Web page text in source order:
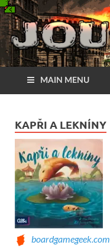
MAIN MENU
KAPŘI A LEKNÍNY
boardgamegeek.com